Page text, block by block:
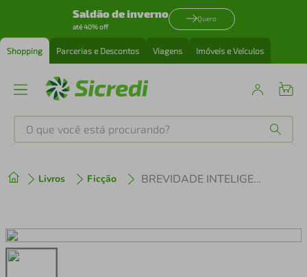
Saldão de inverno
até 40% off
Quero
Shopping Parcerias e Descontos Viagens Imóveis e Veículos
O que você está procurando?
Livros Ficção BREVIDADE INTELIGENTE
2º cafeteira